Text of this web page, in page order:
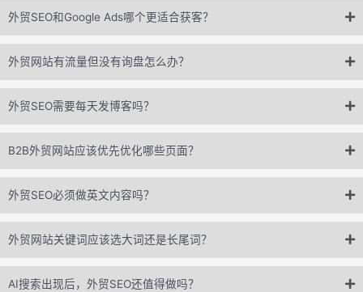
外贸SEO和Google Ads哪个更适合获客？
外贸网站有流量但没有询盘怎么办？
外贸SEO需要每天发博客吗？
B2B外贸网站应该优先优化哪些页面？
外贸SEO必须做英文内容吗？
外贸网站关键词应该选大词还是长尾词？
AI搜索出现后，外贸SEO还值得做吗？